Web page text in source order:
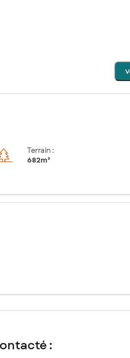
Terrain :
682m²
de construction ou de garage,
d’un environnement agréable et
: